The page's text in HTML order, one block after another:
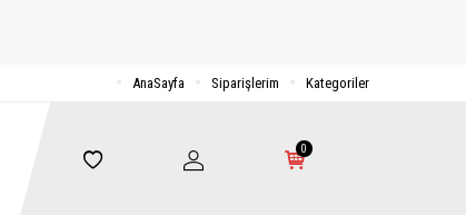
AnaSayfa Siparişlerim Kategoriler
0